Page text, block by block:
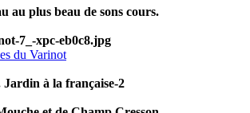
au plus beau de sons cours.
7_-xpc-eb0c8.jpg
du Varinot
Jardin à la française-2